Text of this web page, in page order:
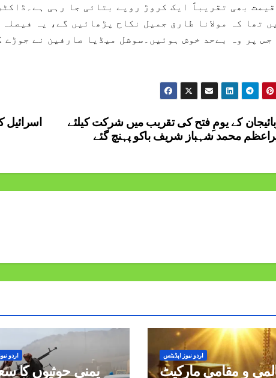
بھی تقریباً ایک کروڑ روپے بتائی جا رہی
تھا کہ مولانا طارق جمیل نکاح پڑھائیں گے، یہ
جس پر وہ بےحد خوش ہوئیں۔سوشل میڈیا صارفین نے
کے یومِ فتح کی تقریب میں شرکت کیلئے
محمد شہباز شریف باکو پہنچ گئے
اسرائیل
اردو
یمنی حوثیوں کا
اردو نیوز اپڈیٹس
و مقامی مارکیٹ